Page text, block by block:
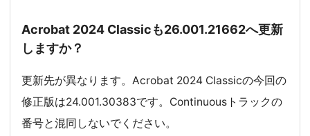
Acrobat 2024 Classicも26.001.21662へ更新
しますか？
更新先が異なります。Acrobat 2024 Classicの今回の
修正版は24.001.30383です。Continuousトラックの
番号と混同しないでください。